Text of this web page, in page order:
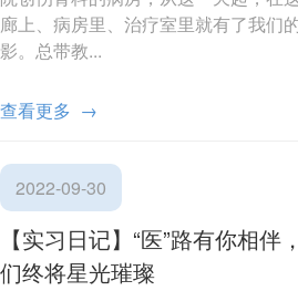
廊上、病房里、治疗室里就有了我们
影。总带教...
查看更多 →
2022-09-30
【实习日记】“医”路有你相伴
们终将星光璀璨